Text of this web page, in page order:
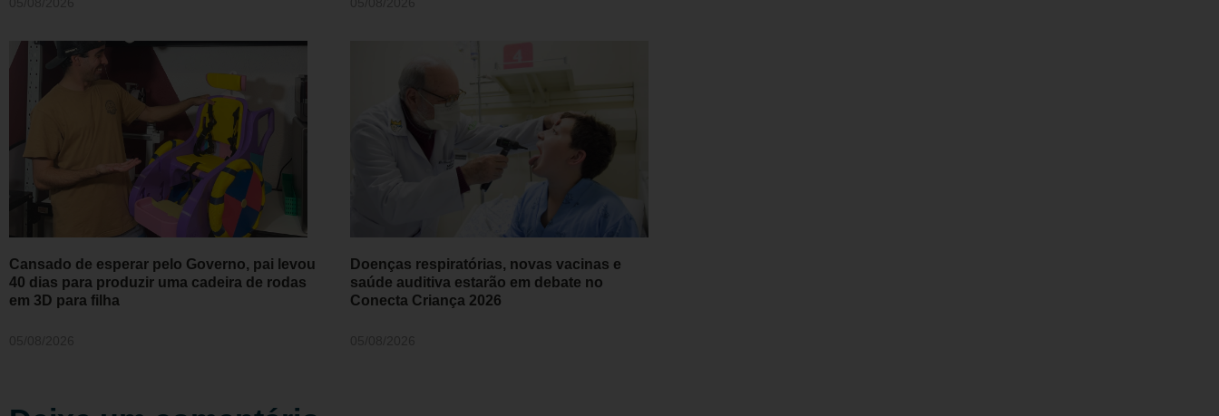
Cansado de esperar pelo Governo, pai levou
40 dias para produzir uma cadeira de rodas
em 3D para filha
Doenças respiratórias, novas vacinas e
saúde auditiva estarão em debate no
Conecta Criança 2026